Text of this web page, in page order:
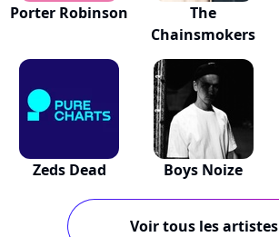
Porter Robinson
The
Chainsmokers
Zeds Dead Boys Noize
Voir tous les artistes